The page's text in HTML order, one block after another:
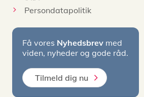
Persondatapolitik
Få vores Nyhedsbrev med
viden, nyheder og gode råd.
Tilmeld dig nu